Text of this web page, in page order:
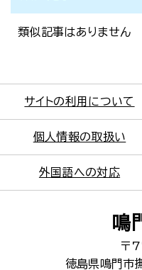
類似記事はありません
サイトの利用について
個人情報の取扱い
外国語への対応
鳴
〒
徳島県鳴門市